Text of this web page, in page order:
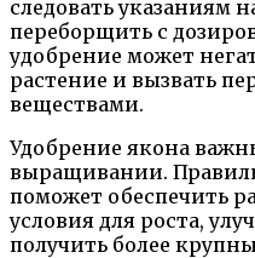
следовать указаниям
переборщить с
удобрение может
растение и вызвать
веществами.
Удобрение якона
выращивании.
поможет обеспечить
условия для роста,
получить более